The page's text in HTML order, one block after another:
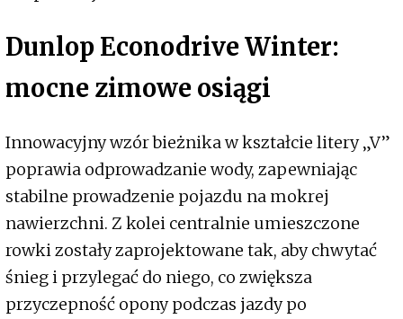
Dunlop Econodrive Winter:
mocne zimowe osiągi
Innowacyjny wzór bieżnika w kształcie litery „V”
poprawia odprowadzanie wody, zapewniając
stabilne prowadzenie pojazdu na mokrej
nawierzchni. Z kolei centralnie umieszczone
rowki zostały zaprojektowane tak, aby chwytać
śnieg i przylegać do niego, co zwiększa
przyczepność opony podczas jazdy po